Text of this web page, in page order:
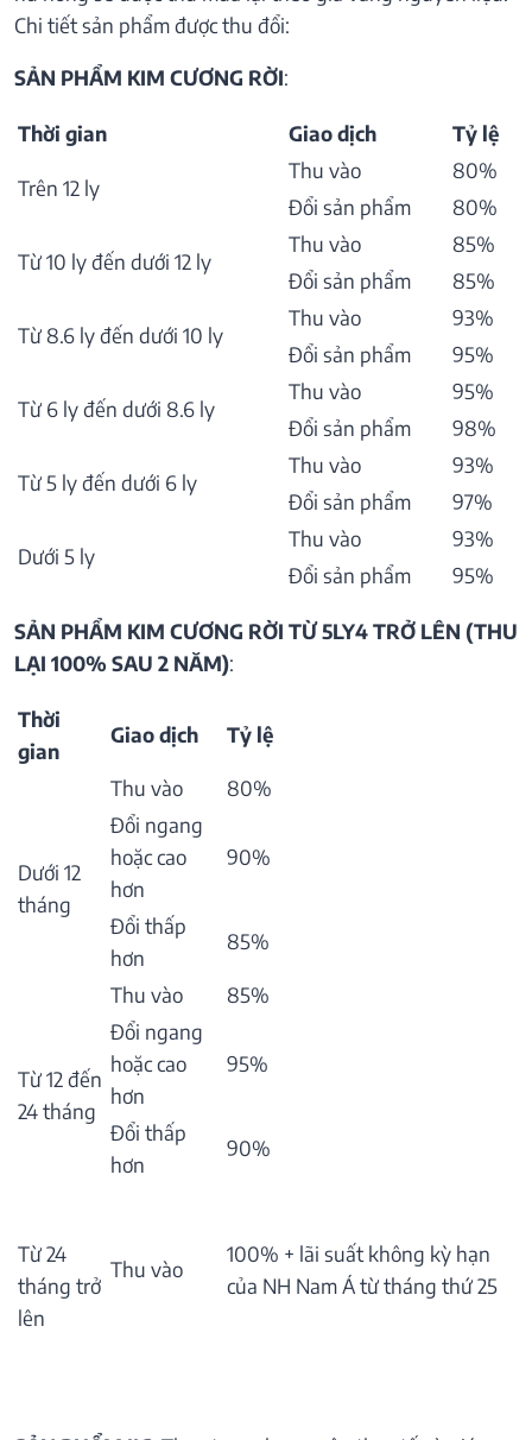
Chi tiết sản phẩm được thu đổi:
SẢN PHẨM KIM CƯƠNG RỜI:
Thời gian Giao dịch Tỷ lệ
Trên 12 ly
Thu vào
80%
Đổi sản phẩm
80%
Từ 10 ly đến dưới 12 ly
Thu vào
85%
Đổi sản phẩm
85%
Từ 8.6 ly đến dưới 10 ly
Thu vào
93%
Đổi sản phẩm
95%
Từ 6 ly đến dưới 8.6 ly
Thu vào
95%
Đổi sản phẩm
98%
Từ 5 ly đến dưới 6 ly
Thu vào
93%
Đổi sản phẩm
97%
Dưới 5 ly
Thu vào
93%
Đổi sản phẩm
95%
SẢN PHẨM KIM CƯƠNG RỜI TỪ 5LY4 TRỞ LÊN (THU
LẠI 100% SAU 2 NĂM):
Thời
gian
Giao dịch Tỷ lệ
Dưới 12
tháng
Thu vào
80%
Đổi ngang
hoặc cao
hơn
90%
Đổi thấp
hơn
85%
Từ 12 đến
24 tháng
Thu vào
85%
Đổi ngang
hoặc cao
hơn
95%
Đổi thấp
hơn
90%
Từ 24
tháng trở
lên
Thu vào
100% + lãi suất không kỳ hạn
của NH Nam Á từ tháng thứ 25